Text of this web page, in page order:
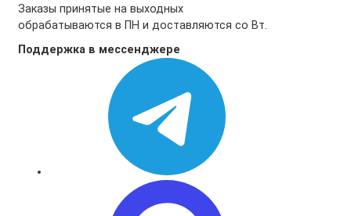
Заказы принятые на выходных
обрабатываются в ПН и доставляются со Вт.
Поддержка в мессенджере